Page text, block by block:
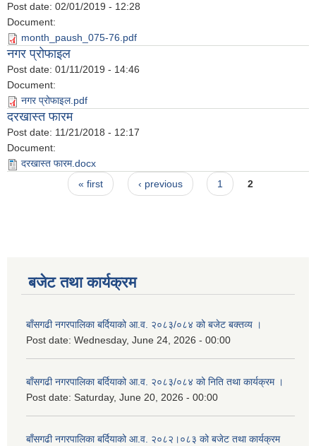
Post date: 02/01/2019 - 12:28
Document:
month_paush_075-76.pdf
नगर प्रोफाइल
Post date: 01/11/2019 - 14:46
Document:
नगर प्रोफाइल.pdf
दरखास्त फारम
Post date: 11/21/2018 - 12:17
Document:
दरखास्त फारम.docx
« first ‹ previous 1 2
बजेट तथा कार्यक्रम
बाँसगढी नगरपालिका बर्दियाको आ.व. २०८३/०८४ को बजेट बक्तव्य ।
Post date: Wednesday, June 24, 2026 - 00:00
बाँसगढी नगरपालिका बर्दियाको आ.व. २०८३/०८४ को निति तथा कार्यक्रम ।
Post date: Saturday, June 20, 2026 - 00:00
बाँसगढी नगरपालिका बर्दियाको आ.व. २०८२।०८३ को बजेट तथा कार्यक्रम